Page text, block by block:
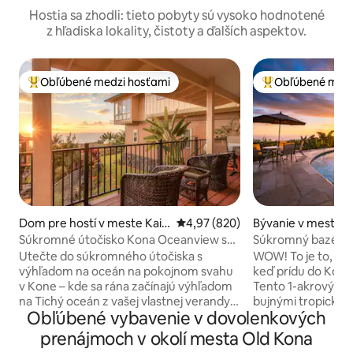
Hostia sa zhodli: tieto pobyty sú vysoko hodnotené
z hľadiska lokality, čistoty a ďalších aspektov.
Najobľúbenejšie medzi hosťami
Obľúbené medzi hosťami
Dom pre hostí v meste Kail
ua-Kona
Priemerné ohodnotenie 4,97 z
4,97 (820)
Súkromné útočisko Kona Oceanview s
parkovaním
Utečte do súkromného útočiska s
výhľadom na oceán na pokojnom svahu
v Kone – kde sa rána začínajú výhľadom
na Tichý oceán z vašej vlastnej verandy a
večery končia tým, čo hostia nazývajú
„najlepšou sprchou v mojom živote“.
Tento samostatný penzión s rozlohou
Najobľúbenejšie
Obľúbené
Bývanie v meste
a
Súkromný bazén
– pár minút od
WOW! To je to,
keď prídu do
Tento 1-akrový
bujnými
exotickými
žiarivými vtákmi
nádherný 180-
Obľúbené vybavenie v dovolenkových
prenájmoch v okolí mesta Old Kona